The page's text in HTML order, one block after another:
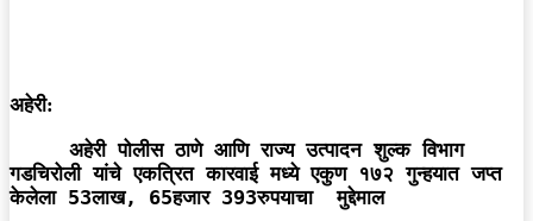
अहेरी:
गडचिरोली यांचे एकत्रित कारवाई मध्ये एकुण १७२ गुन्हयात जप्त
केलेला 53लाख, 65हजार 393रुपयाचा  मुद्देमाल